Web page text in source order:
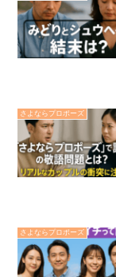
さよならプロポーズ
さよならプロポーズ